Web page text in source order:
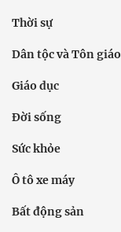
Thời sự
Dân tộc và Tôn giáo
Giáo dục
Đời sống
Sức khỏe
Ô tô xe máy
Bất động sản